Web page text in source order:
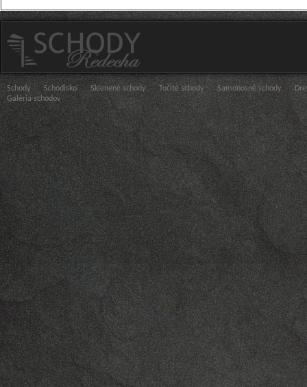
Schody Schodisko Sklenené schody Točité schody Samonosné schody
Galéria schodov